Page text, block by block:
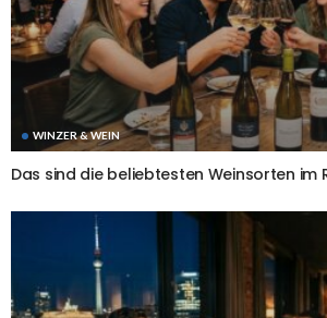
WINZER & WEIN
Das sind die beliebtesten Weinsorten im